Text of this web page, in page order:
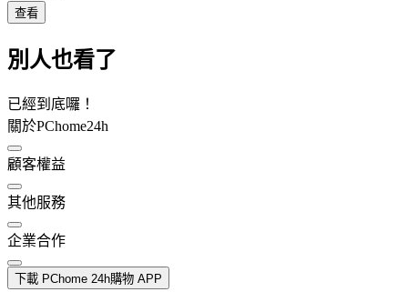
查看
別人也看了
已經到底囉！
關於PChome24h
顧客權益
其他服務
企業合作
下載 PChome 24h購物 APP